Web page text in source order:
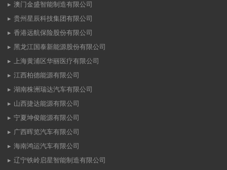
澳门金盛智能制造有限公司
贵州星辰科技集团有限公司
香港远航保险股份有限公司
黑龙江国泰新能源股份有限公司
上海黄浦区华丽医疗有限公司
江西柏德能源有限公司
湖南株洲瑞达汽车有限公司
山西捷达能源有限公司
宁夏坤俊能源有限公司
广西晖览汽车有限公司
海南鸿运汽车有限公司
辽宁铁岭启星智能制造有限公司